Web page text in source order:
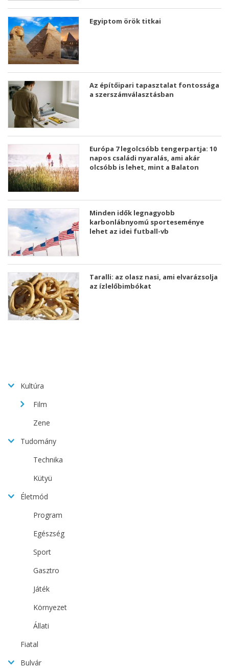
Egyiptom örök titkai
Az építőipari tapasztalat fontossága
a szerszámválasztásban
Európa 7 legolcsóbb tengerpartja: 10
napos családi nyaralás, ami akár
olcsóbb is lehet, mint a Balaton
Minden idők legnagyobb
karbonlábnyomú sporteseménye
lehet az idei futball-vb
Taralli: az olasz nasi, ami elvarázsolja
az ízlelőbimbókat
Kultúra
Film
Zene
Tudomány
Technika
Kütyü
Életmód
Program
Egészség
Sport
Gasztro
Játék
Környezet
Állati
Fiatal
Bulvár